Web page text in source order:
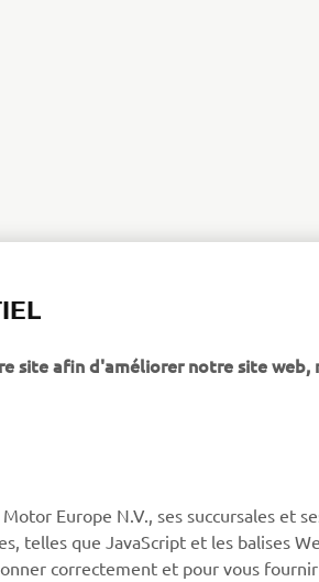
site afin d'améliorer notre site web,
Europe N.V., ses succursales et
telles que JavaScript et les balises
correctement et pour vous